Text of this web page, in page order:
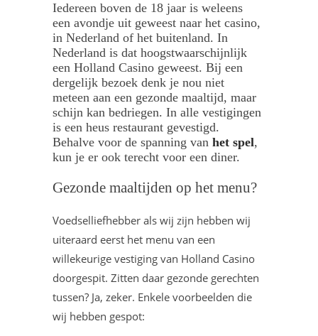
Iedereen boven de 18 jaar is weleens
een avondje uit geweest naar het casino,
in Nederland of het buitenland. In
Nederland is dat hoogstwaarschijnlijk
een Holland Casino geweest. Bij een
dergelijk bezoek denk je nou niet
meteen aan een gezonde maaltijd, maar
schijn kan bedriegen. In alle vestigingen
is een heus restaurant gevestigd.
Behalve voor de spanning van het spel,
kun je er ook terecht voor een diner.
Gezonde maaltijden op het menu?
Voedselliefhebber als wij zijn hebben wij
uiteraard eerst het menu van een
willekeurige vestiging van Holland Casino
doorgespit. Zitten daar gezonde gerechten
tussen? Ja, zeker. Enkele voorbeelden die
wij hebben gespot: